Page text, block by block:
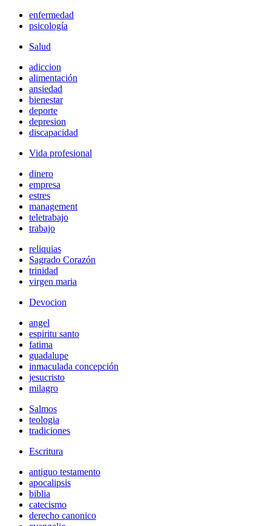
enfermedad
psicología
Salud
adiccion
alimentación
ansiedad
bienestar
deporte
depresion
discapacidad
Vida profesional
dinero
empresa
estres
management
teletrabajo
trabajo
reliquias
Sagrado Corazón
trinidad
virgen maria
Devocion
angel
espiritu santo
fatima
guadalupe
inmaculada concepción
jesucristo
milagro
Salmos
teologia
tradiciones
Escritura
antiguo testamento
apocalipsis
biblia
catecismo
derecho canonico